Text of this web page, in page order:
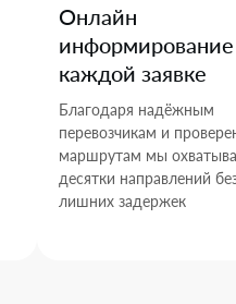
Онлайн
каждой заявке
Благодаря надёжным
перевозчикам и
маршрутам мы
десятки направлений
лишних задержек